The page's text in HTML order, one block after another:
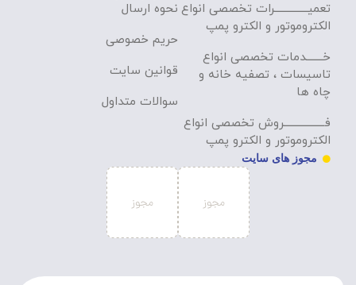
تعمیــــــــــــــرات تخصصی انواع
الکتروموتور و الکترو پمپ
خـــــــدمات تخصصی انواع
تاسیسات ، تصفیه خانه و
چاه ها
فـــــــــــــــــروش تخصصی انواع
الکتروموتور و الکترو پمپ
نحوه ارسال
حریم خصوصی
قوانین سایت
سوالات متداول
مجوز های سایت